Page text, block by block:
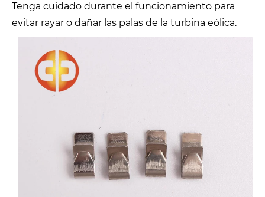
Tenga cuidado durante el funcionamiento para
evitar rayar o dañar las palas de la turbina eólica.